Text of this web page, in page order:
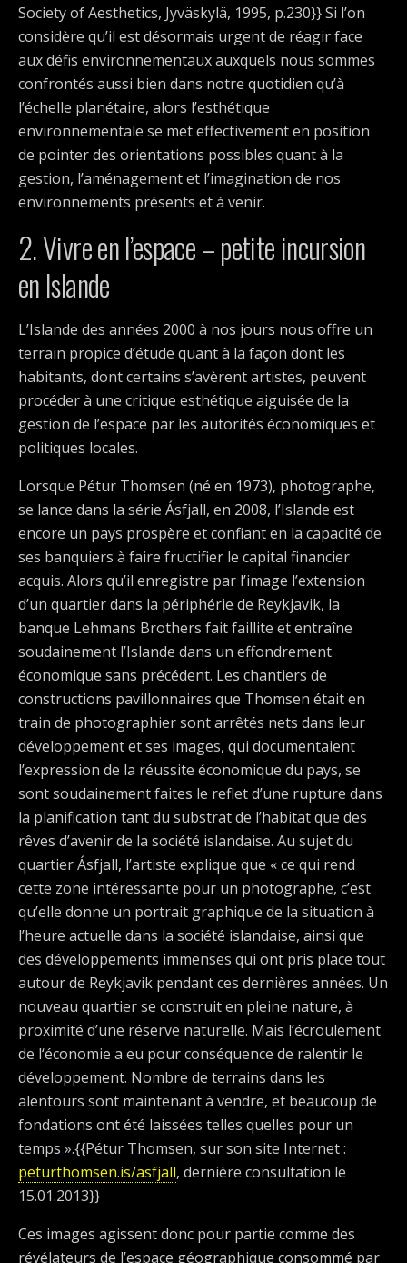
Society of Aesthetics, Jyväskylä, 1995, p.230}} Si l’on
considère qu’il est désormais urgent de réagir face
aux défis environnementaux auxquels nous sommes
confrontés aussi bien dans notre quotidien qu’à
l’échelle planétaire, alors l’esthétique
environnementale se met effectivement en position
de pointer des orientations possibles quant à la
gestion, l’aménagement et l’imagination de nos
environnements présents et à venir.
2. Vivre en l’espace – petite incursion
en Islande
L’Islande des années 2000 à nos jours nous offre un
terrain propice d’étude quant à la façon dont les
habitants, dont certains s’avèrent artistes, peuvent
procéder à une critique esthétique aiguisée de la
gestion de l’espace par les autorités économiques et
politiques locales.
Lorsque Pétur Thomsen (né en 1973), photographe,
se lance dans la série Ásfjall, en 2008, l’Islande est
encore un pays prospère et confiant en la capacité de
ses banquiers à faire fructifier le capital financier
acquis. Alors qu’il enregistre par l’image l’extension
d’un quartier dans la périphérie de Reykjavik, la
banque Lehmans Brothers fait faillite et entraîne
soudainement l’Islande dans un effondrement
économique sans précédent. Les chantiers de
constructions pavillonnaires que Thomsen était en
train de photographier sont arrêtés nets dans leur
développement et ses images, qui documentaient
l’expression de la réussite économique du pays, se
sont soudainement faites le reflet d’une rupture dans
la planification tant du substrat de l’habitat que des
rêves d’avenir de la société islandaise. Au sujet du
quartier Ásfjall, l’artiste explique que « ce qui rend
cette zone intéressante pour un photographe, c’est
qu’elle donne un portrait graphique de la situation à
l’heure actuelle dans la société islandaise, ainsi que
des développements immenses qui ont pris place tout
autour de Reykjavik pendant ces dernières années. Un
nouveau quartier se construit en pleine nature, à
proximité d’une réserve naturelle. Mais l’écroulement
de l‘économie a eu pour conséquence de ralentir le
développement. Nombre de terrains dans les
alentours sont maintenant à vendre, et beaucoup de
fondations ont été laissées telles quelles pour un
temps ».{{Pétur Thomsen, sur son site Internet :
peturthomsen.is/asfjall, dernière consultation le
15.01.2013}}
Ces images agissent donc pour partie comme des
révélateurs de l’espace géographique consommé par